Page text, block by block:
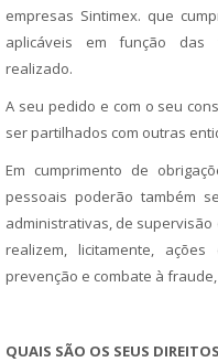
empresas Sintimex. que
aplicáveis em função das
realizado.
A seu pedido e com o seu
ser partilhados com outras
Em cumprimento de
pessoais poderão também
administrativas, de
realizem, licitamente,
prevenção e combate à
QUAIS SÃO OS SEUS DIREITOS